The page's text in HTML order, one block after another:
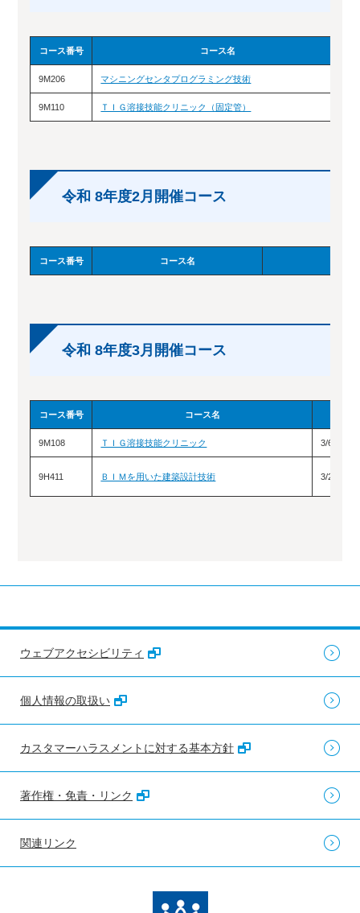
コース番号 コース名
9M206 マシニングセンタプログラミング技術
9M110 ＴＩＧ溶接技能クリニック（固定管）
令和 8年度2月開催コース
コース番号 コース名
令和 8年度3月開催コース
コース番号 コース名
9M108 ＴＩＧ溶接技能クリニック 3/6（土
9H411 ＢＩＭを用いた建築設計技術 3/23（火
ウェブアクセシビリティ
個人情報の取扱い
カスタマーハラスメントに対する基本方針
著作権・免責・リンク
関連リンク